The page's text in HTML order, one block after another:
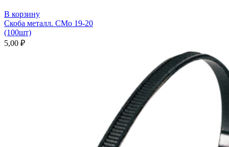
В корзину
Скоба металл. СМо 19-20
(100шт)
5,00 ₽